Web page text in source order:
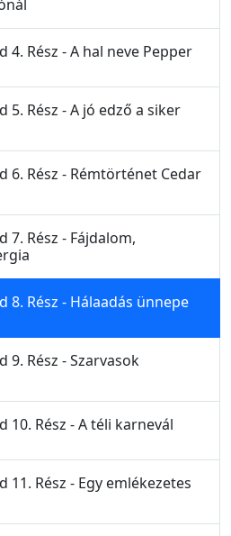
4. Rész - A hal neve Pepper
5. Rész - A jó edző a siker
6. Rész - Rémtörténet Cedar
7. Rész - Fájdalom,
8. Rész - Hálaadás ünnepe
9. Rész - Szarvasok
10. Rész - A téli karnevál
11. Rész - Egy emlékezetes